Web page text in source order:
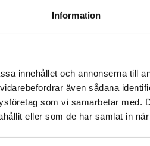
Information
innehållet och annonserna till
även sådana
som vi samarbetar med.
eller som de har samlat in